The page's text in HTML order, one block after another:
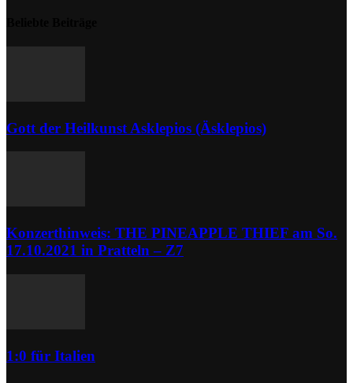
Gott der Heilkunst Asklepios (Äsklepios)
Konzerthinweis: THE PINEAPPLE THIEF am So.
17.10.2021 in Pratteln – Z7
1:0 für Italien